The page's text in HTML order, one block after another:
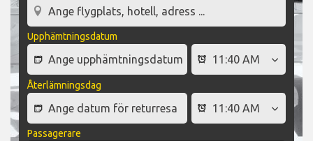
Upphämtningsdatum
Återlämningsdag
Passagerare